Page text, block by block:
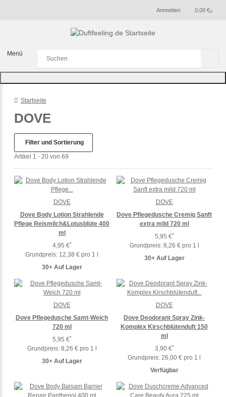
Anmelden 0
0,00 €
Menü
Startseite
DOVE
Filter und Sortierung
Artikel 1 - 20 von 69
Dove Body Lotion Strahlende
Pflege Reismilch&Lotusblüte 400
ml
4,95 €*
Grundpreis: 12,38 € pro 1 l
30+ Auf Lager
DOVE
Dove Pflegedusche Cremig Sanft
extra mild 720 ml
5,95 €*
Grundpreis: 8,26 € pro 1 l
30+ Auf Lager
DOVE
Dove Pflegedusche Samt-Weich
720 ml
5,95 €*
Grundpreis: 8,26 € pro 1 l
30+ Auf Lager
DOVE
Dove Deodorant Spray Zink-
Komplex Kirschblütenduft 150
ml
3,90 €*
Grundpreis: 26,00 € pro 1 l
Verfügbar
DOVE